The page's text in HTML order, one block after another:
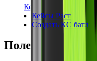
Кейсы КС2
Кейсы Раст
Создать КС батл
Полезное